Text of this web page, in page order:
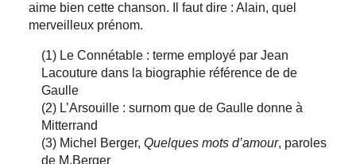
aime bien cette chanson. Il faut dire : Alain, quel
merveilleux prénom.
(1) Le Connétable : terme employé par Jean
Lacouture dans la biographie référence de de
Gaulle
(2) L’Arsouille : surnom que de Gaulle donne à
Mitterrand
(3) Michel Berger, Quelques mots d’amour, paroles
de M.Berger